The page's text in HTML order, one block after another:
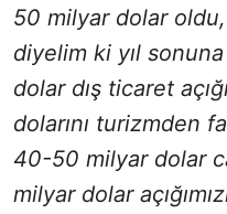
50 milyar dolar
diyelim ki yıl
dolar dış ticaret
dolarını turizmden
40-50 milyar dolar
milyar dolar